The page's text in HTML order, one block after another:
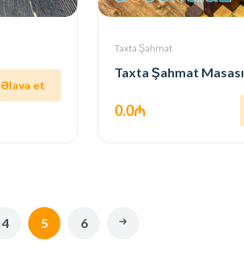
Əlavə et
Taxta Şahmat
Taxta Şahmat Masası
0.0₼
4 5 6